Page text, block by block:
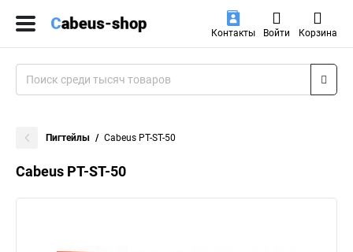
Контакты Войти Корзина
Пигтейлы Cabeus PT-ST-50
Cabeus PT-ST-50